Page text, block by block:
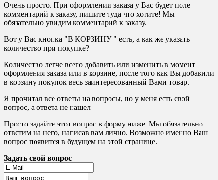
Очень просто. При оформлении заказа у Вас будет поле
комментарий к заказу, пишите туда что хотите! Мы
обязательно увидим комментарий к заказу.
Вот у Вас кнопка "В КОРЗИНУ " есть, а как же указать
количество при покупке?
Количество легче всего добавить или изменить в момент
оформления заказа или в корзине, после того как Вы добавили
в корзину покупок весь заинтересованный Вами товар.
Я прочитал все ответы на вопросы, но у меня есть свой
вопрос, а ответа не нашел
Просто задайте этот вопрос в форму ниже. Мы обязательно
ответим на него, написав вам лично. Возможно именно Ваш
вопрос появится в будущем на этой странице.
Задать свой вопрос